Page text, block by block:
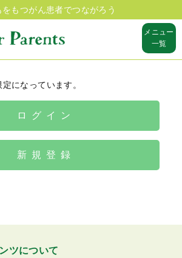
をもつがん患者でつながろう
メニュー
一覧
になっています。
ログイン
新規登録
ツについて